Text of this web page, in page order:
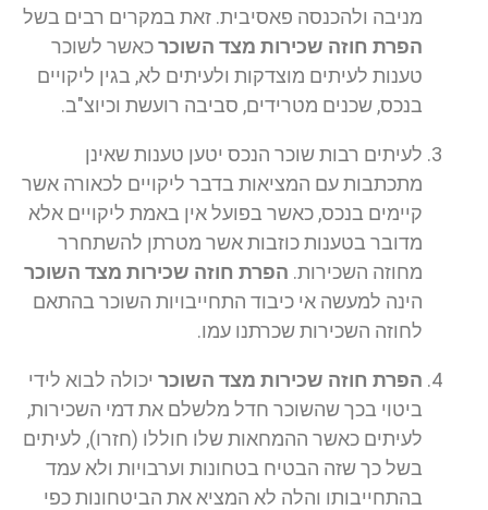
מניבה ולהכנסה פאסיבית. זאת במקרים רבים בשל
הפרת חוזה שכירות מצד השוכרכאשר לשוכר
טענות לעיתים מוצדקות ולעיתים לא, בגין ליקויים
בנכס, שכנים מטרידים, סביבה רועשת וכיוצ"ב.
לעיתים רבות שוכר הנכס יטען טענות שאינן
מתכתבות עם המציאות בדבר ליקויים לכאורה אשר
קיימים בנכס, כאשר בפועל אין באמת ליקויים אלא
מדובר בטענות כוזבות אשר מטרתן להשתחרר
מחוזה השכירות. הפרת חוזה שכירות מצד השוכר
הינה למעשה אי כיבוד התחייבויות השוכר בהתאם
לחוזה השכירות שכרתנו עמו.
הפרת חוזה שכירות מצד השוכר יכולה לבוא לידי
ביטוי בכך שהשוכר חדל מלשלם את דמי השכירות,
לעיתים כאשר ההמחאות שלו חוללו (חזרו), לעיתים
בשל כך שזה הבטיח בטחונות וערבויות ולא עמד
בהתחייבותו והלה לא המציא את הביטחונות כפי